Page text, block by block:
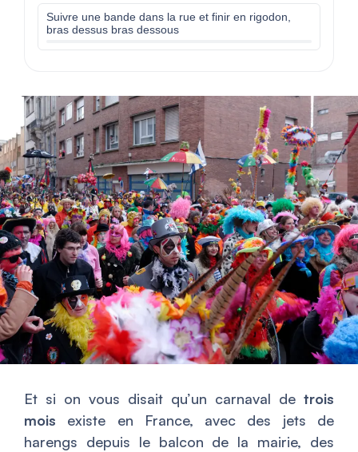
Suivre une bande dans la rue et finir en rigodon,
bras dessus bras dessous
Et si on vous disait qu’un carnaval de trois
mois existe en France, avec des jets de
harengs depuis le balcon de la mairie, des